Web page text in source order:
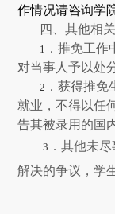
作情况请咨询学
四、其他相
1 ．推免工
对当事人予以处
2 ．获得推
就业，不得以任
告其被录用的国
3 ．其他未
解决的争议，学